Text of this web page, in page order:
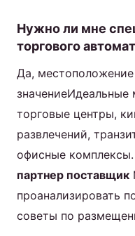
Нужно ли мне
торгового
Да,
значениеИдеальные
торговые центры,
развлечений,
офисные
партнер поставщик
проанализировать
советы по